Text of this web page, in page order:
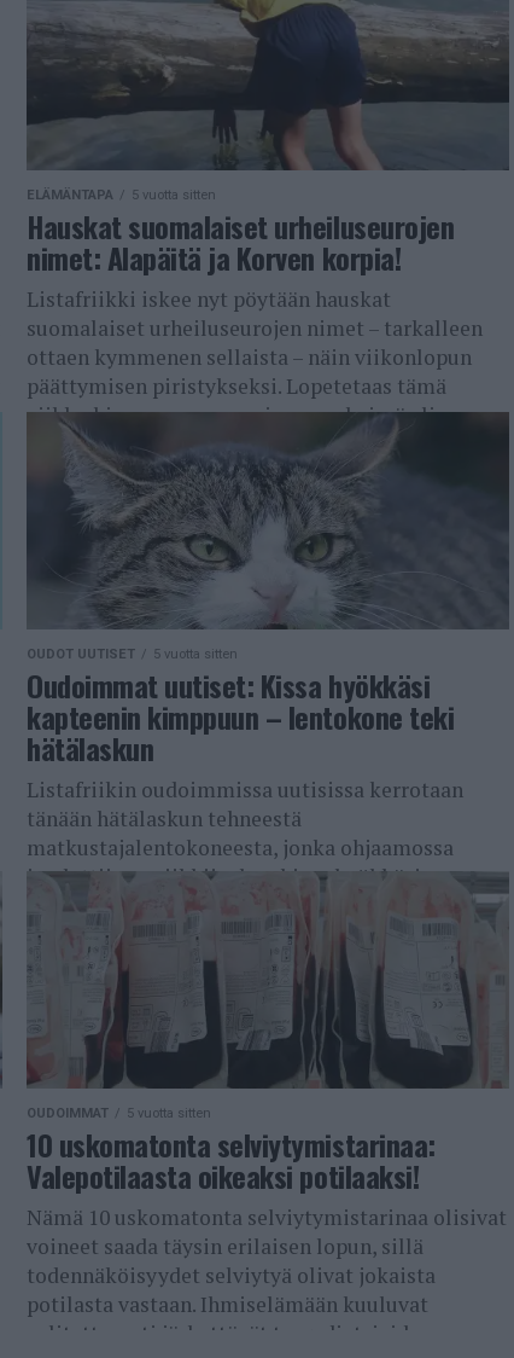
ELÄMÄNTAPA 5 vuotta sitten
Hauskat suomalaiset urheiluseurojen
nimet: Alapäitä ja Korven korpia!
Listafriikki iskee nyt pöytään hauskat
suomalaiset urheiluseurojen nimet – tarkalleen
ottaen kymmenen sellaista – näin viikonlopun
päättymisen piristykseksi. Lopetetaas tämä
viikko hieman rennommissa merkeissä eli
käsittelyyn...
OUDOT UUTISET 5 vuotta sitten
Oudoimmat uutiset: Kissa hyökkäsi
kapteenin kimppuun – lentokone teki
hätälaskun
Listafriikin oudoimmissa uutisissa kerrotaan
tänään hätälaskun tehneestä
matkustajalentokoneesta, jonka ohjaamossa
jouduttiin paniikkiin, kun kissa hyökkäsi
kapteenin kimppuun. Lisäksi kerrotaan klassisen
psykologisen testin selvittäneistä seepioista,
nuken kanssa...
OUDOIMMAT 5 vuotta sitten
10 uskomatonta selviytymistarinaa:
Valepotilaasta oikeaksi potilaaksi!
Nämä 10 uskomatonta selviytymistarinaa olisivat
voineet saada täysin erilaisen lopun, sillä
todennäköisyydet selviytyä olivat jokaista
potilasta vastaan. Ihmiselämään kuuluvat
valitettavasti järkyttävät tragediat, joiden